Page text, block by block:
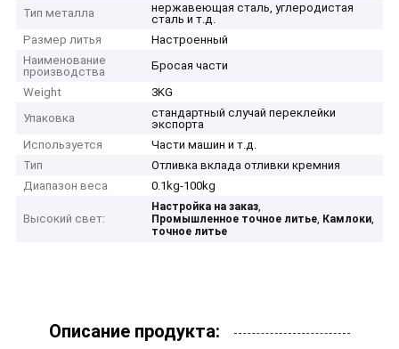
Тип металла
нержавеющая сталь, углеродистая
сталь и т.д.
Размер литья
Настроенный
Наименование
производства
Бросая части
Weight
3KG
Упаковка
стандартный случай переклейки
экспорта
Используется
Части машин и т.д.
Тип
Отливка вклада отливки кремния
Диапазон веса
0.1kg-100kg
Высокий свет:
Настройка на заказ,
Промышленное точное литье, Камлоки,
точное литье
Описание продукта: